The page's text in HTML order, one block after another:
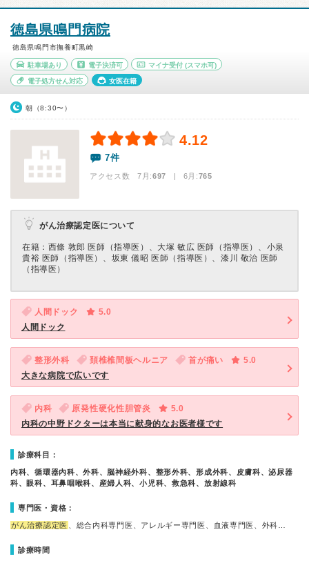
徳島県鳴門病院
徳島県鳴門市撫養町黒崎
駐車場あり 電子決済可 マイナ受付 (スマホ可)
電子処方せん対応 女医在籍
朝（8:30〜）
4.12
7件
アクセス数 7月:697 | 6月:765
がん治療認定医について
在籍：⻄條 敦郎 医師（指導医）、⼤塚 敏広 医師（指導医）、⼩泉
貴裕 医師（指導医）、坂東 儀昭 医師（指導医）、漆川 敬治 医師
（指導医）
人間ドック
5.0
人間ドック
整形外科 頚椎椎間板ヘルニア 首が痛い
5.0
大きな病院で広いです
内科 原発性硬化性胆管炎
5.0
内科の中野ドクターは本当に献身的なお医者様です
診療科目：
内科、循環器内科、外科、脳神経外科、整形外科、形成外科、皮膚科、泌尿器
科、眼科、耳鼻咽喉科、産婦人科、小児科、救急科、放射線科
専門医・資格：
がん治療認定医 、総合内科専門医、アレルギー専門医、血液専門医、外科…
診療時間